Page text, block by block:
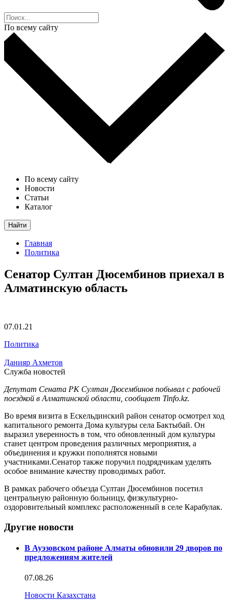
По всему сайту
По всему сайту
Новости
Статьи
Каталог
Найти
Главная
Политика
Сенатор Султан Дюсембинов приехал в
Алматинскую область
07.01.21
Политика
Данияр Ахметов
Служба новостей
Депутат Сената РК Султан Дюсембинов побывал с рабочей
поездкой в Алматинской области, сообщает Tinfo.kz.
Во время визита в Ескельдинский район сенатор осмотрел ход
капитального ремонта Дома культуры села Бактыбай. Он
выразил уверенность в том, что обновленный дом культуры
станет центром проведения различных мероприятия, а
объединения и кружки пополнятся новыми
участниками.Сенатор также поручил подрядчикам уделять
особое внимание качеству проводимых работ.
В рамках рабочего объезда Султан Дюсембинов посетил
центральную районную больницу, физкультурно-
оздоровительный комплекс расположенный в селе Карабулак.
Другие новости
В Ауэзовском районе Алматы обновили 29 дворов по
предложениям жителей
07.08.26
Новости Казахстана